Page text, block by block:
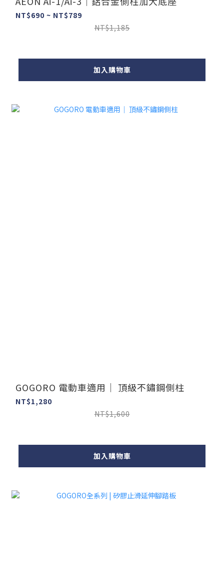
NT$690 ~ NT$789
NT$1,185
加入購物車
GOGORO 電動車適用｜ 頂級不鏽鋼側柱
NT$1,280
NT$1,600
加入購物車